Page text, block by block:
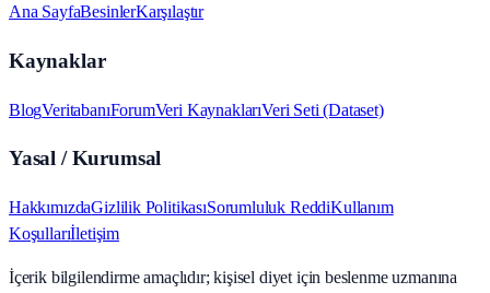
Ana SayfaBesinlerKarşılaştır
Kaynaklar
BlogVeritabanıForumVeri KaynaklarıVeri Seti (Dataset)
Yasal / Kurumsal
HakkımızdaGizlilik PolitikasıSorumluluk ReddiKullanım
Koşullarıİletişim
İçerik bilgilendirme amaçlıdır; kişisel diyet için beslenme uzmanına